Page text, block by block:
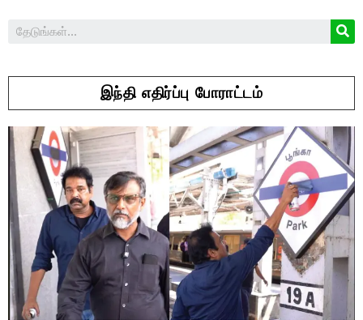
இந்தி எதிர்ப்பு போராட்டம்